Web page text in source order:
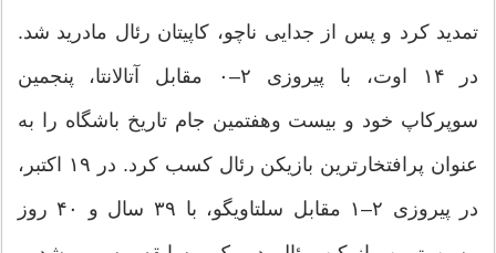
تمدید کرد و پس از جدایی ناچو، کاپیتان رئال مادرید شد.
در ۱۴ اوت، با پیروزی ۲–۰ مقابل آتالانتا، پنجمین
سوپرکاپ خود و بیست وهفتمین جام تاریخ باشگاه را به
عنوان پرافتخارترین بازیکن رئال کسب کرد. در ۱۹ اکتبر،
در پیروزی ۲–۱ مقابل سلتاویگو، با ۳۹ سال و ۴۰ روز